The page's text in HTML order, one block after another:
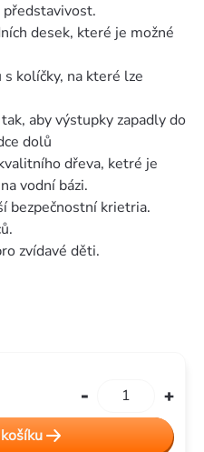
desek, které je možné
s kolíčky, na které lze
aby výstupky zapadly do
dolů
dřeva, ketré je
vodní bázi.
bezpečnostní krietria.
zvídavé děti.